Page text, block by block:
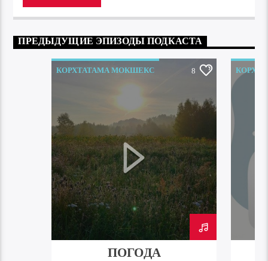
ПРЕДЫДУЩИЕ ЭПИЗОДЫ ПОДКАСТА
КОРХТАТАМА МОКШЕКС 8
ПОГОДА